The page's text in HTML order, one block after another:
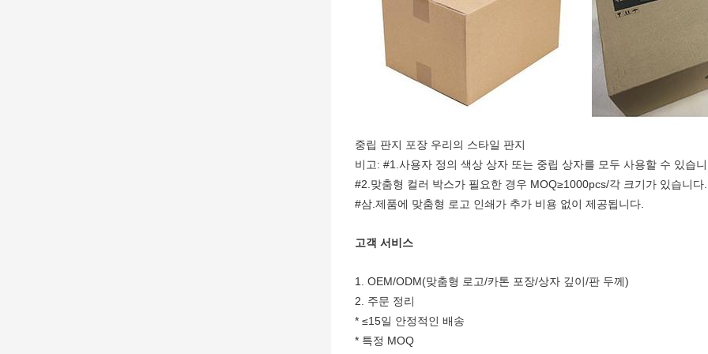
중립 판지 포장 우리의 스타일 판지
비고: #1.사용자 정의 색상 상자 또는 중립 상자를 모두 사용할 수 있습
#2.맞춤형 컬러 박스가 필요한 경우 MOQ≥1000pcs/각 크기가 있습니다.
#삼.제품에 맞춤형 로고 인쇄가 추가 비용 없이 제공됩니다.
고객 서비스
1. OEM/ODM(맞춤형 로고/카톤 포장/상자 깊이/판 두께)
2. 주문 정리
* ≤15일 안정적인 배송
* 특정 MOQ